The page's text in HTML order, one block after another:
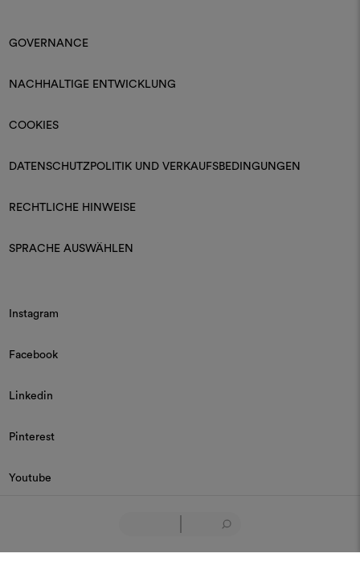
GOVERNANCE
NACHHALTIGE ENTWICKLUNG
COOKIES
DATENSCHUTZPOLITIK UND VERKAUFSBEDINGUNGEN
RECHTLICHE HINWEISE
SPRACHE AUSWÄHLEN
Instagram
Facebook
Linkedin
Pinterest
Youtube
© 2026 Dedar P.IVA 03187590157